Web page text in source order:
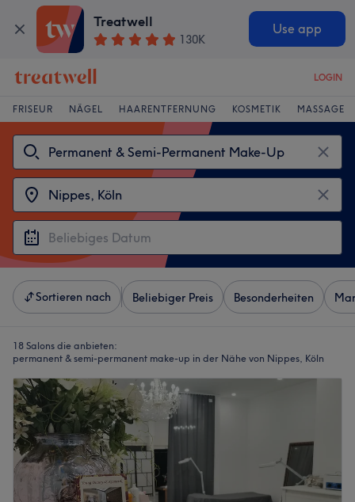
Treatwell
130K
Use app
LOGIN
FRISEUR NÄGEL HAARENTFERNUNG KOSMETIK MASSAGE
Sortieren nach Beliebiger Preis Besonderheiten
18 Salons die anbieten:
permanent & semi-permanent make-up in der Nähe von Nippes, Köln